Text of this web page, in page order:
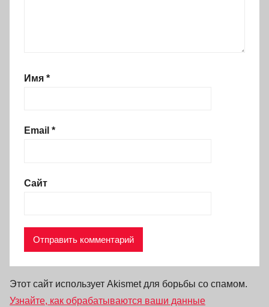
Имя *
Email *
Сайт
Этот сайт использует Akismet для борьбы со спамом.
Узнайте, как обрабатываются ваши данные